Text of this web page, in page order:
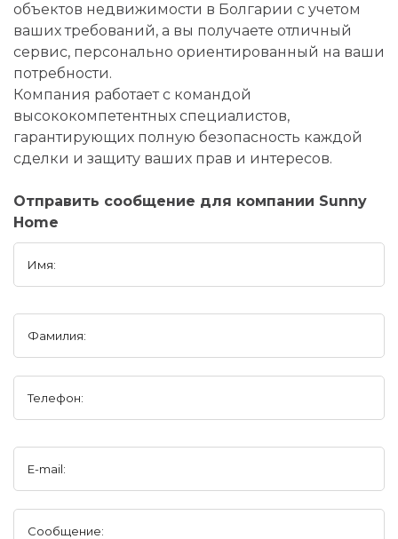
объектов недвижимости в Болгарии с учетом
ваших требований, а вы получаете отличный
сервис, персонально ориентированный на ваши
потребности.
Компания работает с командой
высококомпетентных специалистов,
гарантирующих полную безопасность каждой
сделки и защиту ваших прав и интересов.
Отправить сообщение для компании Sunny
Home
Имя:
Фамилия:
Телефон:
E-mail:
Сообщение: